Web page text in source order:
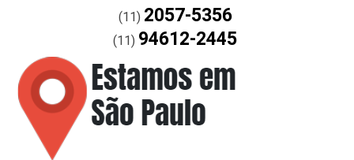
(11) 2057-5356
(11) 94612-2445